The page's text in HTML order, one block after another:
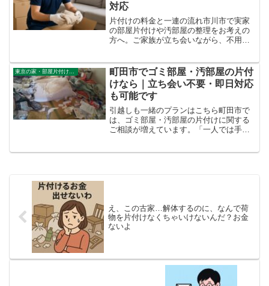
対応
片付けの料金と一連の流れ市川市で実家
の部屋片付けや汚部屋の整理をお考えの
方へ。ご家族が立ち会いながら、不用品
が安全に搬出し、立ち会いの確認を経て
安心の作業をお届けします...
町田市でゴミ部屋・汚部屋の片付
けなら｜立ち会い不要・即日対応
も可能です
引越しも一緒のプランはこちら町田市で
は、ゴミ部屋・汚部屋の片付けに関する
ご相談が増えています。「一人では手を
え、この古家…解体するのに、なんで荷
物を片付けなくちゃいけないんだ？お金
ないよ